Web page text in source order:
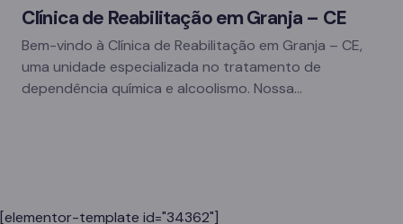
Clínica de Reabilitação em Granja – CE
Bem-vindo à Clínica de Reabilitação em Granja – CE,
uma unidade especializada no tratamento de
dependência química e alcoolismo. Nossa…
[elementor-template id="34362"]